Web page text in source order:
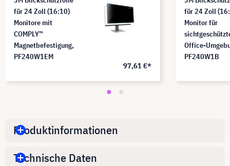
für 24 Zoll (16:10)
Monitore mit
COMPLY™
Magnetbefestigung,
PF240W1EM
97,61 €*
für 24 Zoll
Monitor für
Office-
PF240W1B
Produktinformationen
Technische Daten